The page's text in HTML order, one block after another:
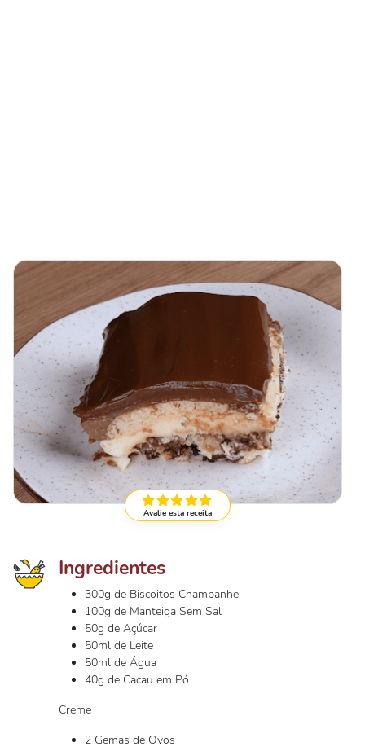
Avalie esta receita
Ingredientes
300g de Biscoitos Champanhe
100g de Manteiga Sem Sal
50g de Açúcar
50ml de Leite
50ml de Água
40g de Cacau em Pó
Creme
2 Gemas de Ovos